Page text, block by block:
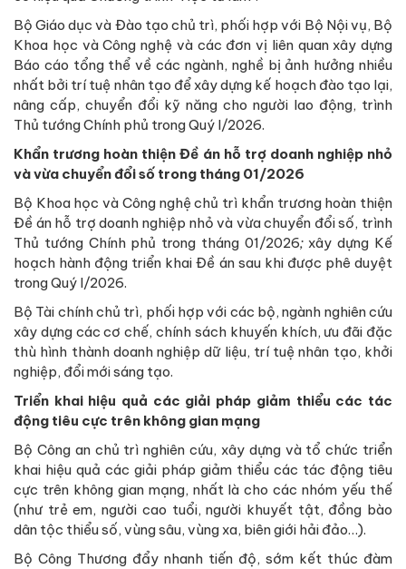
Bộ Giáo dục và Đào tạo chủ trì, phối hợp với Bộ Nội vụ, Bộ
Khoa học và Công nghệ và các đơn vị liên quan xây dựng
Báo cáo tổng thể về các ngành, nghề bị ảnh hưởng nhiều
nhất bởi trí tuệ nhân tạo để xây dựng kế hoạch đào tạo lại,
nâng cấp, chuyển đổi kỹ năng cho người lao động, trình
Thủ tướng Chính phủ trong Quý I/2026.
Khẩn trương hoàn thiện Đề án hỗ trợ doanh nghiệp nhỏ
và vừa chuyển đổi số trong tháng 01/2026
Bộ Khoa học và Công nghệ chủ trì khẩn trương hoàn thiện
Đề án hỗ trợ doanh nghiệp nhỏ và vừa chuyển đổi số, trình
Thủ tướng Chính phủ trong tháng 01/2026;xây dựng Kế
hoạch hành động triển khai Đề án sau khi được phê duyệt
trong Quý I/2026.
Bộ Tài chính chủ trì, phối hợp với các bộ, ngành nghiên cứu
xây dựng các cơ chế, chính sách khuyến khích, ưu đãi đặc
thù hình thành doanh nghiệp dữ liệu, trí tuệ nhân tạo, khởi
nghiệp, đổi mới sáng tạo.
Triển khai hiệu quả các giải pháp giảm thiểu các tác
động tiêu cực trên không gian mạng
Bộ Công an chủ trì nghiên cứu, xây dựng và tổ chức triển
khai hiệu quả các giải pháp giảm thiểu các tác động tiêu
cực trên không gian mạng, nhất là cho các nhóm yếu thế
(như trẻ em, người cao tuổi, người khuyết tật, đồng bào
dân tộc thiểu số, vùng sâu, vùng xa, biên giới hải đảo…).
Bộ Công Thương đẩy nhanh tiến độ, sớm kết thúc đàm